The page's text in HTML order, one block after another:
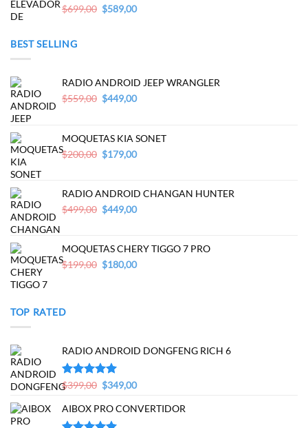
$699,00 Original
$589,00Current
BEST SELLING
RADIO ANDROID JEEP WRANGLER
$559,00 Original
$559,00.
$449,00Current
$449,00.
MOQUETAS KIA SONET
$200,00 Original
$200,00.
$179,00Current
$179,00.
RADIO ANDROID CHANGAN HUNTER
$499,00 Original
$499,00.
$449,00Current
$449,00.
MOQUETAS CHERY TIGGO 7 PRO
$199,00 Original
$180,00Current
TOP RATED
RADIO ANDROID DONGFENG RICH 6
Valorado en
$399,00 Original
was:
$399,00.
$349,00Current
is:
AIBOX PRO CONVERTIDOR